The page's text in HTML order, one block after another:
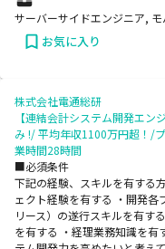
サーバーサイドエンジニア,
お気に入り
株式会社電通総研
【連結会計システム開発エ
み !/ 平均年収1100万円超！/
業時間28時間
■必須条件
下記の経験、スキルを有する
ェクト経験を有する ・開発各
リース）の遂行スキルを有す
を有する ・経理業務知識を有